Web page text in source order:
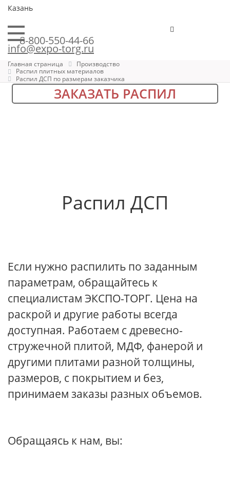
Казань
8-800-550-44-66
info@expo-torg.ru
Главная страница
Производство
Распил плитных материалов
Распил ДСП по размерам заказчика
ЗАКАЗАТЬ РАСПИЛ
Распил ДСП
Если нужно распилить по заданным
параметрам, обращайтесь к
специалистам ЭКСПО-ТОРГ. Цена на
раскрой и другие работы всегда
доступная. Работаем с древесно-
стружечной плитой, МДФ, фанерой и
другими плитами разной толщины,
размеров, с покрытием и без,
принимаем заказы разных объемов.
Обращаясь к нам, вы: